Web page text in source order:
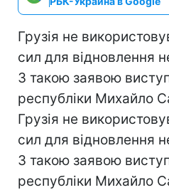
Грузія не
сил для відновлення
З такою заявою
республіки Михайло
Грузія не
сил для відновлення
З такою заявою
республіки Михайло